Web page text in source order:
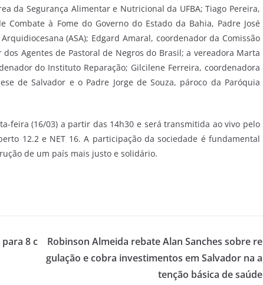
da Segurança Alimentar e Nutricional da UFBA; Tiago Pereira,
Combate à Fome do Governo do Estado da Bahia, Padre José
(ASA); Edgard Amaral, coordenador da Comissão
Agentes de Pastoral de Negros do Brasil; a vereadora Marta
do Instituto Reparação; Gilcilene Ferreira, coordenadora
de Salvador e o Padre Jorge de Souza, pároco da Paróquia
feira (16/03) a partir das 14h30 e será transmitida ao vivo pelo
12.2 e NET 16. A participação da sociedade é fundamental
de um país mais justo e solidário.
8 c
Robinson Almeida rebate Alan Sanches sobre re
gulação e cobra investimentos em Salvador na a
tenção básica de saúde